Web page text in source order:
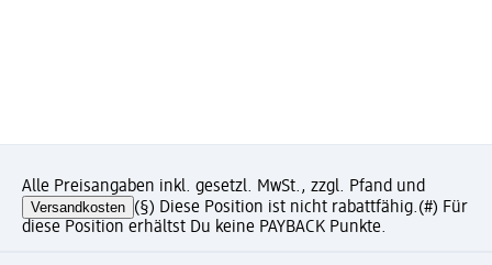
Alle Preisangaben inkl. gesetzl. MwSt., zzgl. Pfand und
Versandkosten (§) Diese Position ist nicht rabattfähig.(#) Für
diese Position erhältst Du keine PAYBACK Punkte.